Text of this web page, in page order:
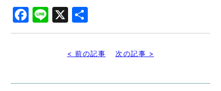
Facebook
Line
X
有
< 前の記事 次の記事 >